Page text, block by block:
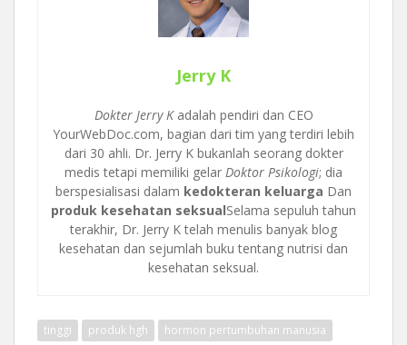
Jerry K
Dokter Jerry Kadalah pendiri dan CEO
YourWebDoc.com, bagian dari tim yang terdiri lebih
dari 30 ahli. Dr. Jerry K bukanlah seorang dokter
medis tetapi memiliki gelar Doktor Psikologi; dia
berspesialisasi dalam kedokteran keluarga Dan
produk kesehatan seksualSelama sepuluh tahun
terakhir, Dr. Jerry K telah menulis banyak blog
kesehatan dan sejumlah buku tentang nutrisi dan
kesehatan seksual.
tinggi produk hgh hormon pertumbuhan manusia